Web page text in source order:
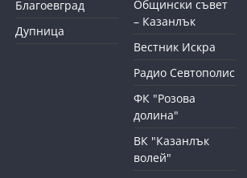
Благоевград
Дупница
Общински съвет
– Казанлък
Вестник Искра
Радио Севтополис
ФК "Розова
долина"
ВК "Казанлък
волей"